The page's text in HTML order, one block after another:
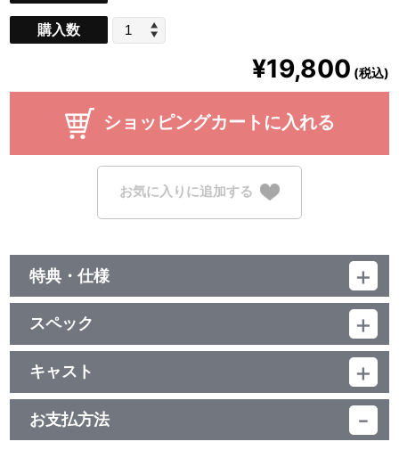
購入数
¥19,800 (税込)
ショッピングカートに入れる
お気に入りに追加する
特典・仕様
他、仕様
描き下ろしイラストジャケット／三方背ケース／豪華ブックレット
スペック
品番：LABX-38570
ジャンル：邦楽
邦画／409分
キャスト
Liella!
お支払方法